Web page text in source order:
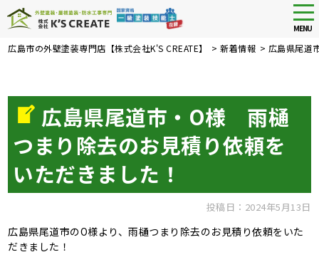
Skip
MENU
広島市の外壁塗装専門店【株式会社K'S CREATE】 >新着情報 > 広島県尾道
広島県尾道市・O様 雨樋
つまり除去のお見積り依頼を
いただきました！
投稿日：2024年5月13日
広島県尾道市のO様より、雨樋つまり除去のお見積り依頼をいた
だきました！